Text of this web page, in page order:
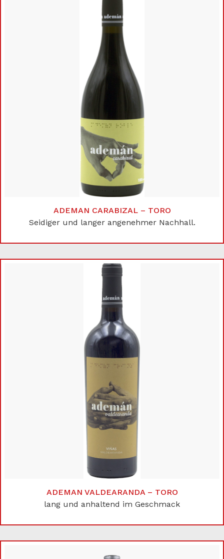
ADEMAN CARABIZAL – TORO
Seidiger und langer angenehmer Nachhall.
ADEMAN VALDEARANDA – TORO
lang und anhaltend im Geschmack